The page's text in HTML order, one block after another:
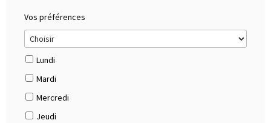
Vos préférences
Lundi
Mardi
Mercredi
Jeudi